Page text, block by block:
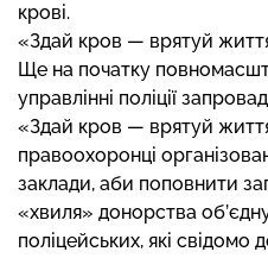
крові.
«Здай кров — врятуй
Ще на початку
управлінні поліції
«Здай кров — врятуй
правоохоронці
заклади, аби поповнити
«хвиля» донорства
поліцейських, які